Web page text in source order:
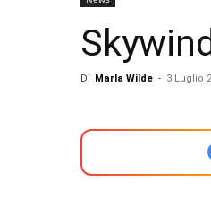
Di Marla Wilde - 3 Luglio